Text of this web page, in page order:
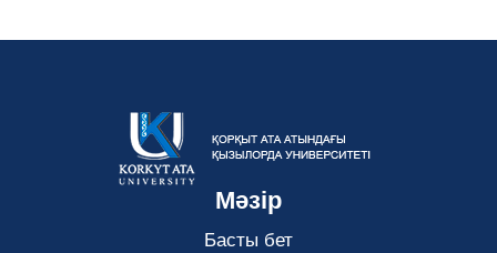
Мәзір
Басты бет